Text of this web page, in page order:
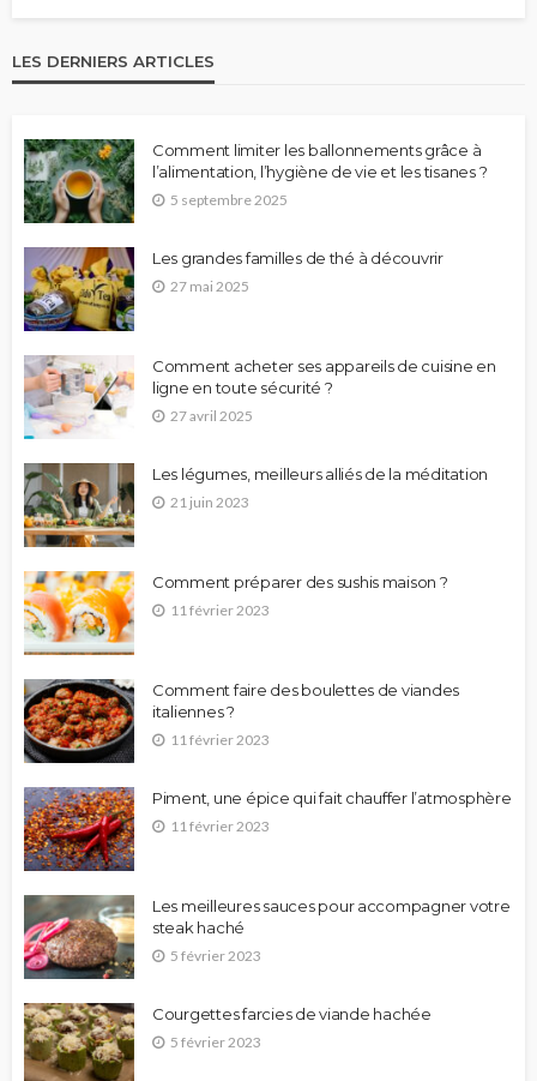
LES DERNIERS ARTICLES
Comment limiter les ballonnements grâce à
l’alimentation, l’hygiène de vie et les tisanes ?
5 septembre 2025
Les grandes familles de thé à découvrir
27 mai 2025
Comment acheter ses appareils de cuisine en
ligne en toute sécurité ?
27 avril 2025
Les légumes, meilleurs alliés de la méditation
21 juin 2023
Comment préparer des sushis maison ?
11 février 2023
Comment faire des boulettes de viandes
italiennes ?
11 février 2023
Piment, une épice qui fait chauffer l’atmosphère
11 février 2023
Les meilleures sauces pour accompagner votre
steak haché
5 février 2023
Courgettes farcies de viande hachée
5 février 2023